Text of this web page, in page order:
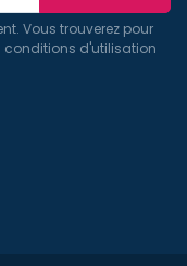
Vous trouverez pour
d'utilisation